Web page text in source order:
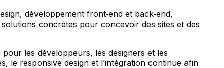
développement front‑end et back‑end,
concrètes pour concevoir des sites et des
les développeurs, les designers et les
le responsive design et l’intégration continue afin